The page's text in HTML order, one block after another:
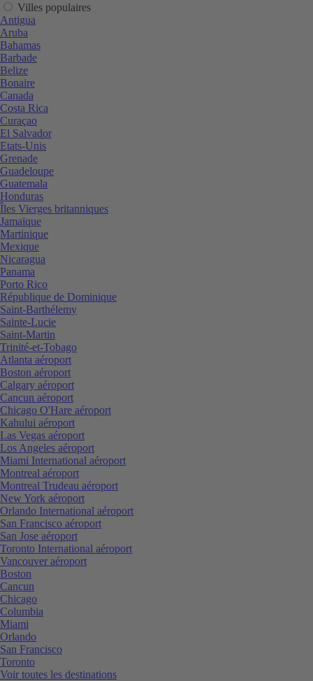
Villes populaires
Antigua
Aruba
Bahamas
Barbade
Belize
Bonaire
Canada
Costa Rica
Curaçao
El Salvador
Etats-Unis
Grenade
Guadeloupe
Guatemala
Honduras
Îles Vierges britanniques
Jamaïque
Martinique
Mexique
Nicaragua
Panama
Porto Rico
République de Dominique
Saint-Barthélemy
Sainte-Lucie
Saint-Martin
Trinité-et-Tobago
Atlanta aéroport
Boston aéroport
Calgary aéroport
Cancun aéroport
Chicago O'Hare aéroport
Kahului aéroport
Las Vegas aéroport
Los Angeles aéroport
Miami International aéroport
Montreal aéroport
Montreal Trudeau aéroport
New York aéroport
Orlando International aéroport
San Francisco aéroport
San Jose aéroport
Toronto International aéroport
Vancouver aéroport
Boston
Cancun
Chicago
Columbia
Miami
Orlando
San Francisco
Toronto
Voir toutes les destinations